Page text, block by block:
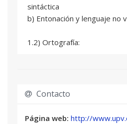
sintáctica
b) Entonación y lenguaje no
1.2) Ortografía:
c) La acentuación y la diéresis.
e) El uso del guion.
Contacto
Página web: http://